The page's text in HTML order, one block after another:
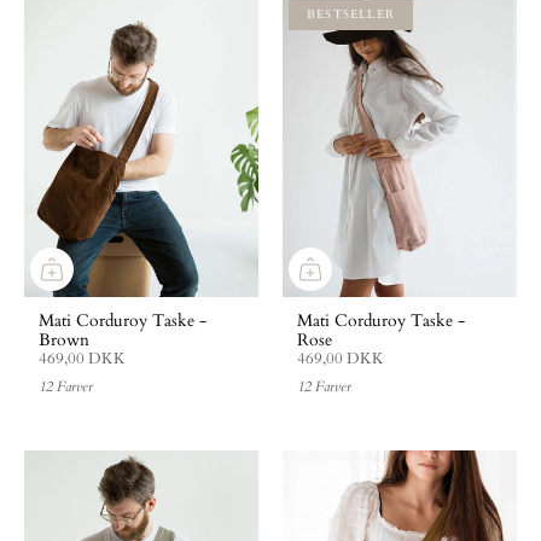
Mati Corduroy Taske -
Brown
469,00 DKK
12 Farver
BESTSELLER
Mati Corduroy Taske -
Rose
469,00 DKK
12 Farver